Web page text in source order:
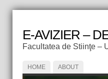
E-AVIZIER –
Facultatea de Stiinţe –
HOME ABOUT